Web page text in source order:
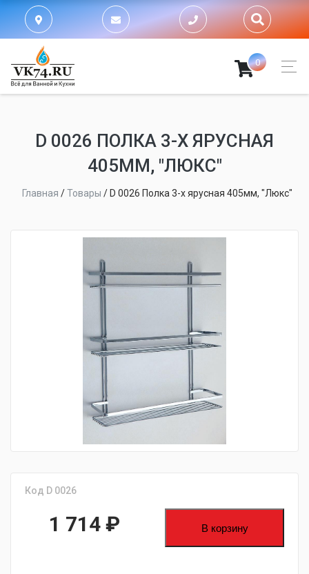
0
D 0026 ПОЛКА 3-Х ЯРУСНАЯ
405ММ, "ЛЮКС"
Главная /Товары / D 0026 Полка 3-х ярусная 405мм, "Люкс"
Код D 0026
1 714 ₽ В корзину